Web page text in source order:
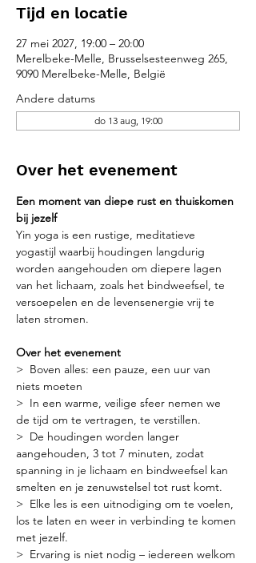
Tijd en locatie
27 mei 2027, 19:00 – 20:00
Merelbeke-Melle, Brusselsesteenweg 265,
9090 Merelbeke-Melle, België
Andere datums
do 13 aug, 19:00
Over het evenement
Een moment van diepe rust en thuiskomen
bij jezelf
Yin yoga is een rustige, meditatieve
yogastijl waarbij houdingen langdurig
worden aangehouden om diepere lagen
van het lichaam, zoals het bindweefsel, te
versoepelen en de levensenergie vrij te
laten stromen.
Over het evenement
>  Boven alles: een pauze, een uur van
niets moeten
>  In een warme, veilige sfeer nemen we
de tijd om te vertragen, te verstillen.
>  De houdingen worden langer
aangehouden, 3 tot 7 minuten, zodat
spanning in je lichaam en bindweefsel kan
smelten en je zenuwstelsel tot rust komt.
>  Elke les is een uitnodiging om te voelen,
los te laten en weer in verbinding te komen
met jezelf.
>  Ervaring is niet nodig – iedereen welkom